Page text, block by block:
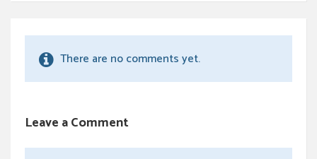
There are no comments yet.
Leave a Comment